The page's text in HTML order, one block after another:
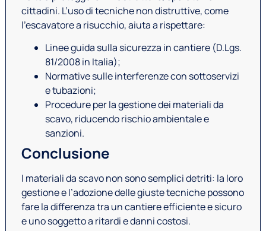
cittadini. L’uso di tecniche non distruttive, come
l’escavatore a risucchio, aiuta a rispettare:
Linee guida sulla sicurezza in cantiere (D.Lgs.
81/2008 in Italia);
Normative sulle interferenze con sottoservizi
e tubazioni;
Procedure per la gestione dei materiali da
scavo, riducendo rischio ambientale e
sanzioni.
Conclusione
I materiali da scavo non sono semplici detriti: la loro
gestione e l’adozione delle giuste tecniche possono
fare la differenza tra un cantiere efficiente e sicuro
e uno soggetto a ritardi e danni costosi.